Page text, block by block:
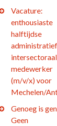
Vacature:
enthousiaste
halftijdse
administratief
intersectoraal
medewerker
(m/v/x) voor
Mechelen/
Genoeg is
Geen